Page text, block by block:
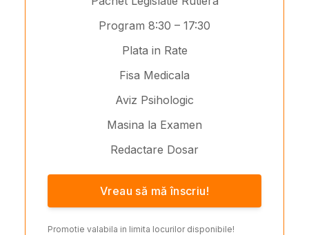
Program 8:30 – 17:30
Plata in Rate
Fisa Medicala
Aviz Psihologic
Masina la Examen
Redactare Dosar
Vreau să mă înscriu!
Promotie valabila in limita locurilor disponibile!